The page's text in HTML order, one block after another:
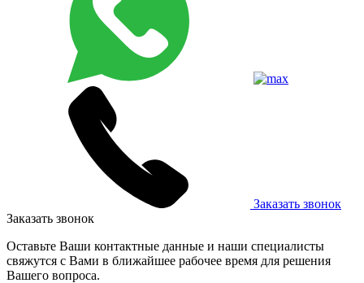
Заказать звонок
Заказать звонок
Оставьте Ваши контактные данные и наши специалисты
свяжутся с Вами в ближайшее рабочее время для решения
Вашего вопроса.